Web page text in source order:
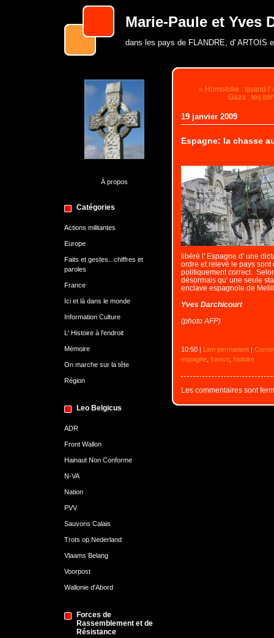
Marie-Paule et Yves
dans les pays de FLANDRE, d' ARTOIS
À propos
Catégories
Actions militantes
Europe
Faits et gestes...chiffres et
paroles
France
Ici et là dans le monde
Information Culture
L' Histoire à l'endroit
Mémoire
On marche sur la tête
Région
Leo Belgicus
ADR
Front Wallon
Hainaut Non Conforme
N-VA
Nation
PVV
Sauvons Calais
Trots op Nederland
Vlaams Belang
Voorpost
Wallonie d'Abord
Forces de
Rassemblement et de
Résistance
« Homofolie : quand l'
Gaza : les
19 janvier 2009
Espagne: la chasse
libéré l' Espagne d' une
ordre et relevé le pays
politiquement correct.
désormais qu' une seule
enclave espagnole de
Yves Darchicourt
(photo AFP)
10:50 | Lien permanent|
espagne, franco, histoire
Les commentaires sont